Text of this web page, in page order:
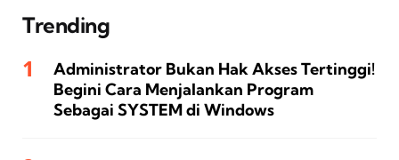
Trending
Administrator Bukan Hak Akses Tertinggi!
Begini Cara Menjalankan Program
Sebagai SYSTEM di Windows